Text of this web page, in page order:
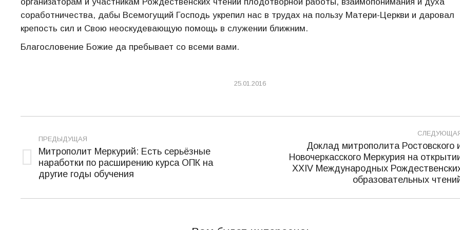
соработничества, дабы Всемогущий Господь укрепил нас в трудах на пользу Матери-Церкви и даровал
крепость сил и Свою неоскудевающую помощь в служении ближним.
Благословение Божие да пребывает со всеми вами.
25.01.2016
по
записям
ПРЕДЫДУЩАЯ
Предыдущая
запись:
Митрополит Меркурий: Есть серьёзные
наработки по расширению курса ОПК на
другие годы обучения
Следующая
Доклад митрополита Ростовского
Новочеркасского Меркурия на
XXIV Международных
образовательных